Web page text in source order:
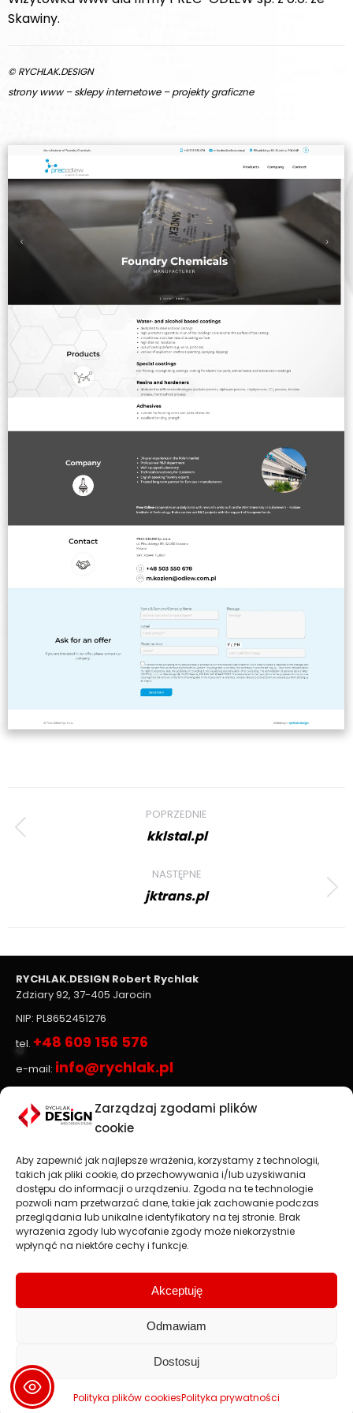
Zarządzaj zgodami plików
cookie
Aby zapewnić jak najlepsze wrażenia, korzystamy z technologii,
takich jak pliki cookie, do przechowywania i/lub uzyskiwania
dostępu do informacji o urządzeniu. Zgoda na te technologie
pozwoli nam przetwarzać dane, takie jak zachowanie podczas
przeglądania lub unikalne identyfikatory na tej stronie. Brak
wyrażenia zgody lub wycofanie zgody może niekorzystnie
wpłynąć na niektóre cechy i funkcje.
Akceptuję
Odmawiam
Dostosuj
Polityka plików cookiesPolityka prywatności
Skawiny.
© RYCHLAK.DESIGN
strony www – sklepy internetowe – projekty graficzne
navigation
POPRZEDNIE
Previous
kklstal.pl
NASTĘPNE
Next
jktrans.pl
RYCHLAK.DESIGN Robert Rychlak
Zdziary 92, 37-405 Jarocin
NIP: PL8652451276
tel. +48 609 156 576
e-mail: info@rychlak.pl
Strony www, sklepy internetowe
Projektowanie stron wwwjest głównym profilem
działalności firmyRYCHLAK.DESIGN. Tworzymy profesjonalne
strony www oraz sklepy internetowe zgodnie z najnowszymi
trendami na rynku.
Najważniejsza jest dla nas satysfakcja Klienta, dlatego każdy
projekt traktujemy jako wspaniałe wyzwanie.
Strony i sklepy internetowe: Stalowa Wola, Rzeszów, Przemyśl,
Jarosław, Nisko, Tarnobrzeg.
2008 - 2026 © rychlak.design
Tworzenie stron www, projektowanie stron internetowych,
strony www - Stalowa Wola, Rzeszów, Lublin, Warszawa